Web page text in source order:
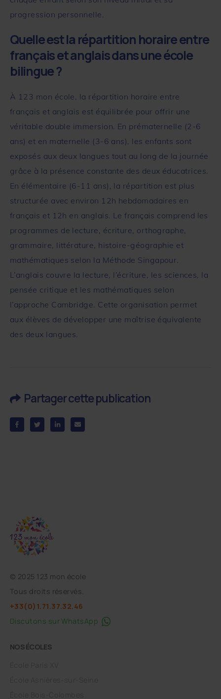
progression personnelle.
Quelle est la répartition horaire entre
français et anglais dans une école
bilingue ?
À 123 mon école , la répartition horaire entre
français et anglais est équilibrée pour offrir une
véritable double immersion. En prématernelle (2-6
ans) et en maternelle (3-6 ans), les enfants sont
exposés aux deux langues tout au long de la journée
grâce à la présence constante des deux éducatrices.
En élémentaire (6-11 ans), la répartition est plus
structurée avec environ 12h hebdomadaires en
français et 12h en anglais. Le français comprend les
programmes de lecture, écriture, orthographe,
grammaire, littérature, histoire-géographie et
mathématiques selon la Méthode Singapour.
L’anglais couvre la lecture, l’écriture, les sciences, la
pensée critique et les mathématiques selon
l’approche Cambridge. Cette organisation permet
aux élèves de développer une maîtrise équivalente
des deux langues.
Partager cette publication
© 2025 123 mon école
Tous droits réservés.
+33(0)1.71.37.32.46
Discutons sur WhatsApp
NOS ÉCOLES